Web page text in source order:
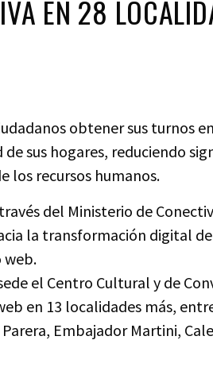
EN 28
obtener sus turnos
sus hogares, reduciendo
los recursos humanos.
del Ministerio de
la transformación digital
el Centro Cultural y de
en 13 localidades más,
Embajador Martini,